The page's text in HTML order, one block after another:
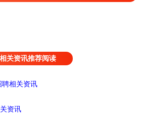
关资讯推荐阅读
聘相关资讯
资讯